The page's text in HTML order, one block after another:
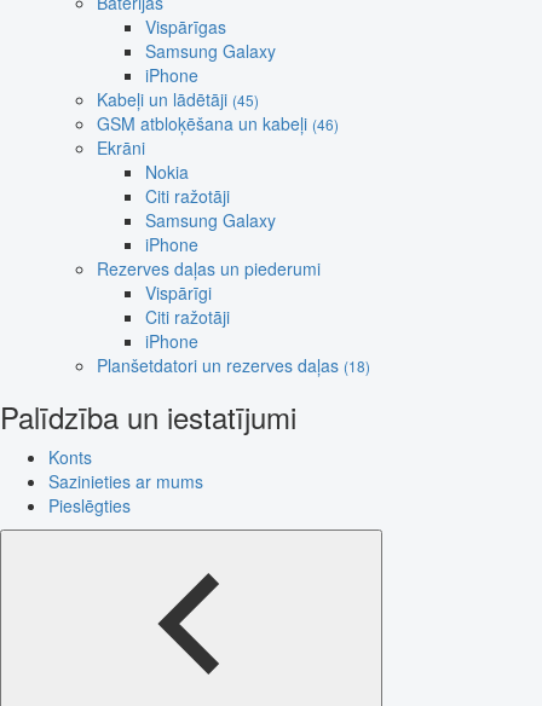
Vispārīgas
Samsung Galaxy
iPhone
Kabeļi un lādētāji (45)
GSM atbloķēšana un kabeļi (46)
Ekrāni
Nokia
Citi ražotāji
Samsung Galaxy
iPhone
Rezerves daļas un piederumi
Vispārīgi
Citi ražotāji
iPhone
Planšetdatori un rezerves daļas (18)
Palīdzība un iestatījumi
Konts
Sazinieties ar mums
Pieslēgties